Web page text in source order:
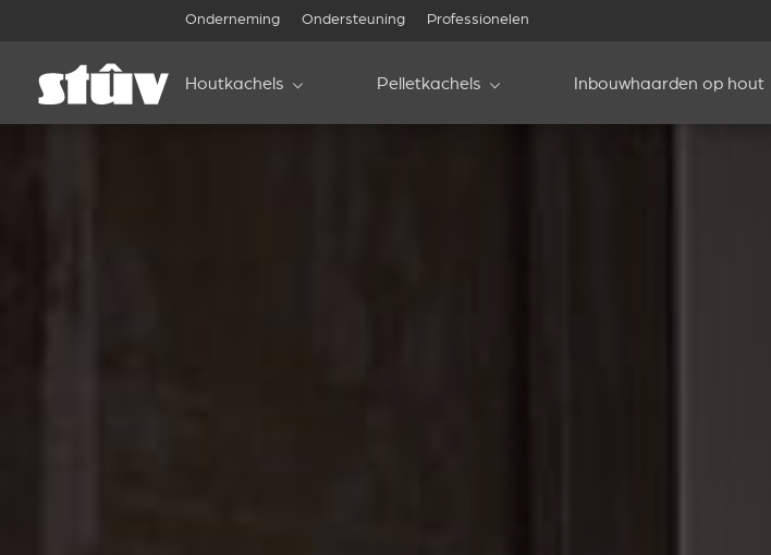
Onderneming Ondersteuning Professionelen
Houtkachels Pelletkachels Inbouwhaarden op hout